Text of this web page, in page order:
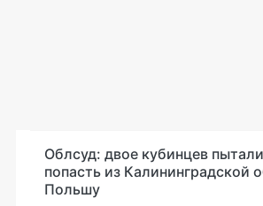
Облсуд: двое кубинцев
попасть из Калининградской
Польшу